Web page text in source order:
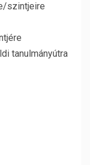
szintjeire
tanulmányútra